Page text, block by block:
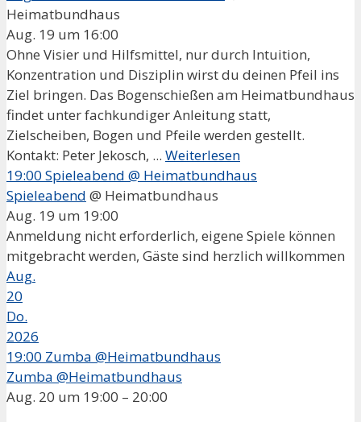
Heimatbundhaus
Aug. 19 um 16:00
Ohne Visier und Hilfsmittel, nur durch Intuition,
Konzentration und Disziplin wirst du deinen Pfeil ins
Ziel bringen. Das Bogenschießen am Heimatbundhaus
findet unter fachkundiger Anleitung statt,
Zielscheiben, Bogen und Pfeile werden gestellt.
Kontakt: Peter Jekosch, ... Weiterlesen
19:00 Spieleabend @ Heimatbundhaus
Spieleabend @ Heimatbundhaus
Aug. 19 um 19:00
Anmeldung nicht erforderlich, eigene Spiele können
mitgebracht werden, Gäste sind herzlich willkommen
Aug.
20
Do.
2026
19:00 Zumba @Heimatbundhaus
Zumba @Heimatbundhaus
Aug. 20 um 19:00 – 20:00